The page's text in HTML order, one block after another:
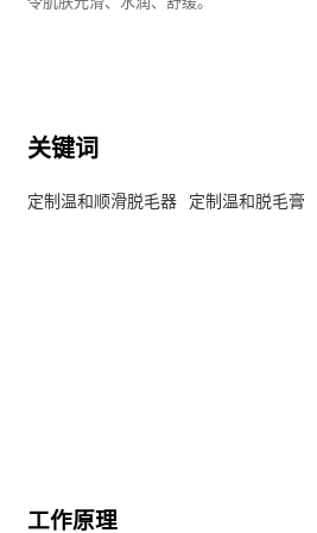
关键词
定制温和顺滑脱毛器 定制温和脱毛膏
工作原理